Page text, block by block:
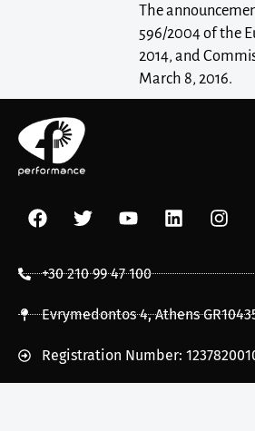
The
596/2004 of the
2014, and
March 8, 2016.
+30 210 99 47 100
Evrymedontos 4, Athens
Registration Number: